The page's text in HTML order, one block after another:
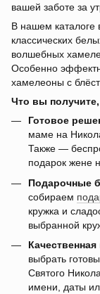
вашей заботе за
В нашем каталоге
классических
волшебных
Особенно
хамелеоны с
Что вы
Готовое
маме на
Также —
подарок жене
Подарочные
собираем
кружка и
выбранной
выбрать
Святого
имени, даты